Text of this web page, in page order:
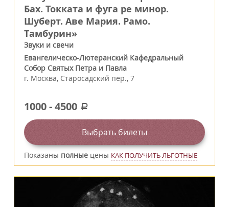
Бах. Токката и фуга ре минор.
Шуберт. Аве Мария. Рамо.
Тамбурин»
Звуки и свечи
Евангелическо-Лютеранский Кафедральный
Собор Святых Петра и Павла
г. Москва, Старосадский пер., 7
1000-4500 a
Выбрать билеты
Показаны полные цены КАК ПОЛУЧИТЬ ЛЬГОТНЫЕ